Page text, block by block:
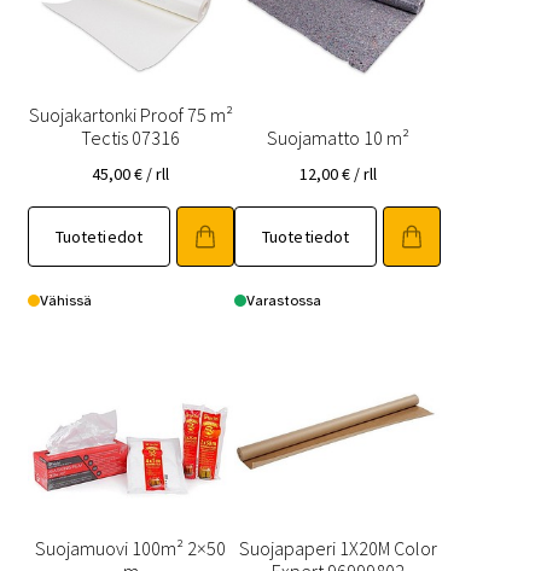
Suojakartonki Proof 75 m²
Tectis 07316
45,00€ / rll
Tuotetiedot
Vähissä
Suojamatto 10 m²
12,00€ / rll
Tuotetiedot
Varastossa
Suojamuovi 100m² 2×50 Suojapaperi 1X20M Color